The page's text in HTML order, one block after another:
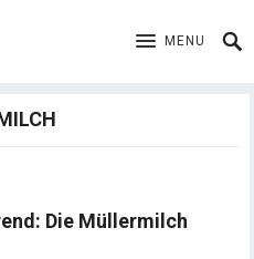
MENU
Die Müllermilch